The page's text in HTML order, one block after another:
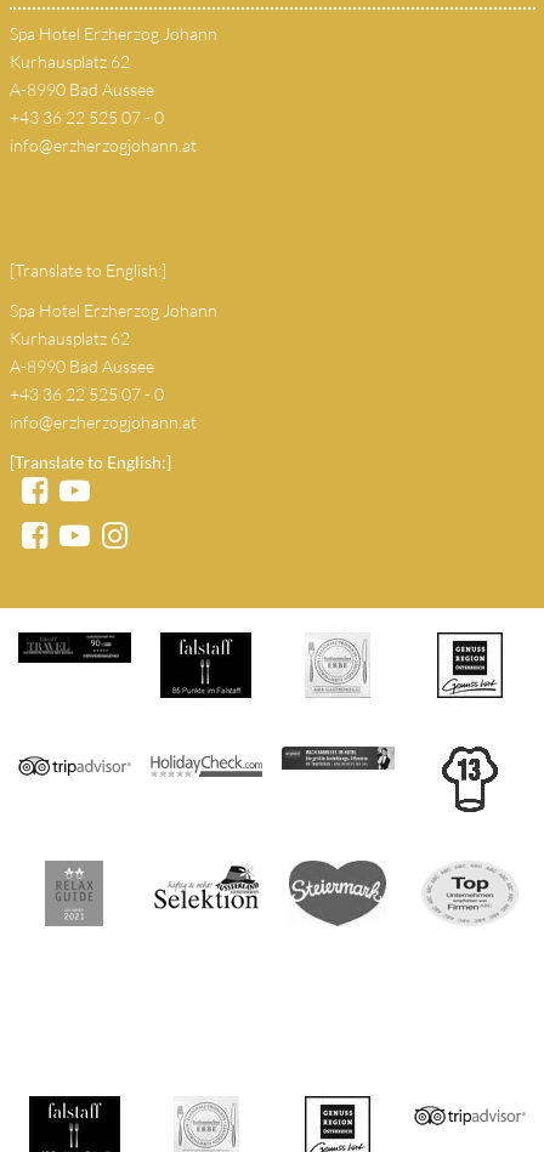
Spa Hotel Erzherzog Johann
Kurhausplatz 62
A-8990 Bad Aussee
+43 36 22 525 07 - 0
info@erzherzogjohann.at
[Translate to English:]
Spa Hotel Erzherzog Johann
Kurhausplatz 62
A-8990 Bad Aussee
+43 36 22 525 07 - 0
info@erzherzogjohann.at
[Translate to English:]